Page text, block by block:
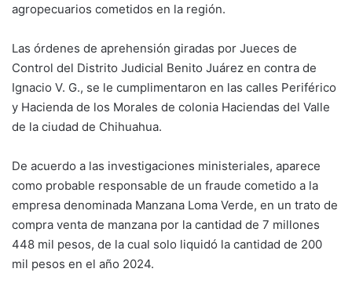
agropecuarios cometidos en la región.
Las órdenes de aprehensión giradas por Jueces de
Control del Distrito Judicial Benito Juárez en contra de
Ignacio V. G., se le cumplimentaron en las calles Periférico
y Hacienda de los Morales de colonia Haciendas del Valle
de la ciudad de Chihuahua.
De acuerdo a las investigaciones ministeriales, aparece
como probable responsable de un fraude cometido a la
empresa denominada Manzana Loma Verde, en un trato de
compra venta de manzana por la cantidad de 7 millones
448 mil pesos, de la cual solo liquidó la cantidad de 200
mil pesos en el año 2024.